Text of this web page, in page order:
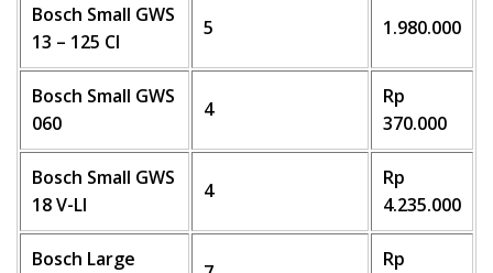
Bosch Small GWS
13 – 125 CI
5 1.980.000
Bosch Small GWS
060
4
Rp
370.000
Bosch Small GWS
18 V-LI
4
Rp
4.235.000
Bosch Large
Rp